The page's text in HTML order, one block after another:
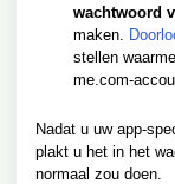
wachtwoord
maken.
stellen
me.com-
Nadat u uw app-
plakt u het in het
normaal zou doen.